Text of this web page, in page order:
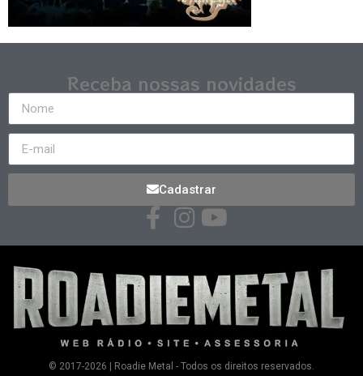
Receba nossas novidades
Cadastrar
© 2017-2026 | Roadie Metal - Todos os direitos reservados.